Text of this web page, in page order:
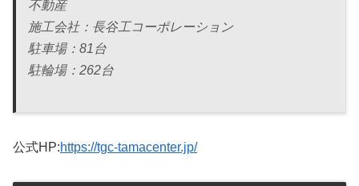
不動産
施工会社：長谷工コーポレーション
駐車場：81台
駐輪場：262台
公式HP:https://tgc-tamacenter.jp/